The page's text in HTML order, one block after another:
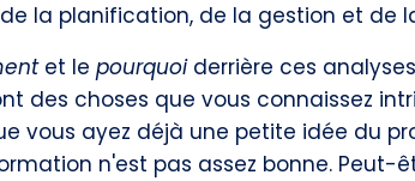
la planification, de la gestion et de
et le pourquoi derrière ces
des choses que vous connaissez
vous ayez déjà une petite idée du
n'est pas assez bonne. Peut-